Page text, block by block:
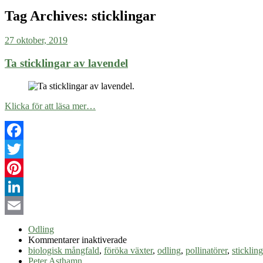
Tag Archives: sticklingar
27 oktober, 2019
Ta sticklingar av lavendel
Klicka för att läsa mer…
Facebook
Twitter
Pinterest
LinkedIn
Odling
Kommentarer inaktiveradeför
Ta
biologisk mångfald, föröka växter, odling, pollinatörer,
Peter Asthamn